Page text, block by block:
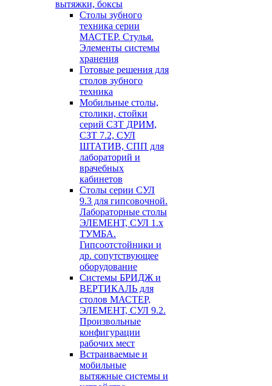
вытяжки, боксы
Столы зубного
техника серии
МАСТЕР. Стулья.
Элементы системы
хранения
Готовые решения для
столов зубного
техника
Мобильные столы,
столики, стойки
серий СЗТ ДРИМ,
СЗТ 7.2, СУЛ
ШТАТИВ, СПП для
лабораторий и
врачебных
кабинетов
Столы серии СУЛ
9.3 для гипсовочной.
Лабораторные столы
ЭЛЕМЕНТ, СУЛ 1.х
ТУМБА.
Гипсоотстойники и
др. сопутствующее
оборудование
Системы БРИДЖ и
ВЕРТИКАЛЬ для
столов МАСТЕР,
ЭЛЕМЕНТ, СУЛ 9.2.
Произвольные
конфигурации
рабочих мест
Встраиваемые и
мобильные
вытяжные системы и